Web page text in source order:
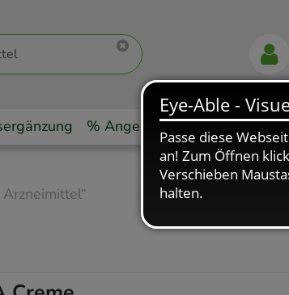
% Angebote Markenshops
“